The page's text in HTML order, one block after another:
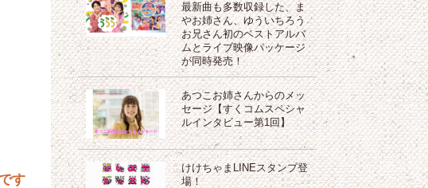
す
最新曲も多数収録した、ま
やお姉さん、ゆういちろう
お兄さん初のベストアルバ
ムとライブ映像パッケージ
が同時発売！
あつこお姉さんからのメッ
セージ【すくコムスペシャ
ルインタビュー第1回】
けけちゃまLINEスタンプ登
場！